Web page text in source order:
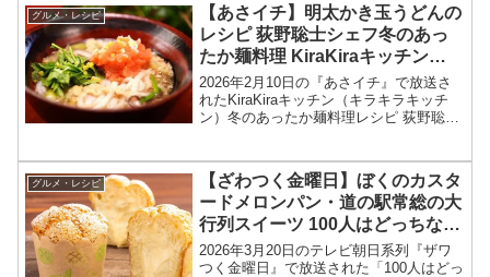
ャッジ企画...
グルメ・レシピ
【あさイチ】明太かき玉うどんの
レシピ 荻野聡士シェフ冬のあっ
たか麺料理 KiraKiraキッチン
2026年2月10日
2026年2月10日の『あさイチ』で放送さ
れたKiraKiraキッチン（キラキラキッチ
ン）冬のあったか麺料理レシピ 荻野聡士
チ」では、KiraKiraキッチンで、冬のあ...
グルメ・レシピ
【ざわつく金曜日】ぼくのカスタ
ードメロンパン・道の駅常総の大
行列スイーツ 100人はどっちなの
2026年3月20日
2026年3月20日のテレビ朝日系列『ザワ
つく金曜日』で放送された「100人はどっ